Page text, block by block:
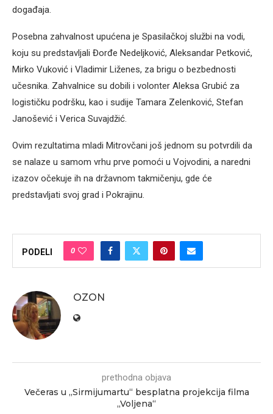
događaja.
Posebna zahvalnost upućena je Spasilačkoj službi na vodi,
koju su predstavljali Đorđe Nedeljković, Aleksandar Petković,
Mirko Vuković i Vladimir Liženes, za brigu o bezbednosti
učesnika. Zahvalnice su dobili i volonter Aleksa Grubić za
logističku podršku, kao i sudije Tamara Zelenković, Stefan
Janošević i Verica Suvajdžić.
Ovim rezultatima mladi Mitrovčani još jednom su potvrdili da
se nalaze u samom vrhu prve pomoći u Vojvodini, a naredni
izazov očekuje ih na državnom takmičenju, gde će
predstavljati svoj grad i Pokrajinu.
PODELI 0
OZON
prethodna objava
Večeras u „Sirmijumartu“ besplatna projekcija filma
„Voljena“